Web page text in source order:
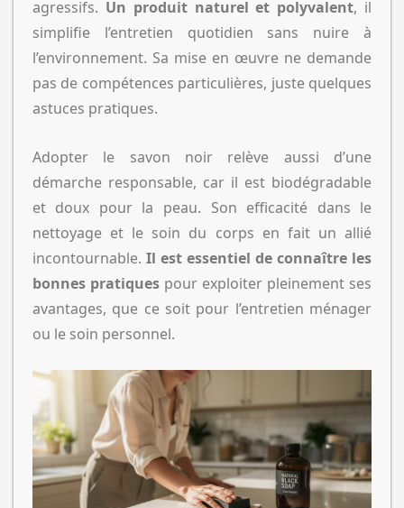
agressifs. Un produit naturel et polyvalent, il
simplifie l’entretien quotidien sans nuire à
l’environnement. Sa mise en œuvre ne demande
pas de compétences particulières, juste quelques
astuces pratiques.
Adopter le savon noir relève aussi d’une
démarche responsable, car il est biodégradable
et doux pour la peau. Son efficacité dans le
nettoyage et le soin du corps en fait un allié
incontournable. Il est essentiel de connaître les
bonnes pratiquespour exploiter pleinement ses
avantages, que ce soit pour l’entretien ménager
ou le soin personnel.